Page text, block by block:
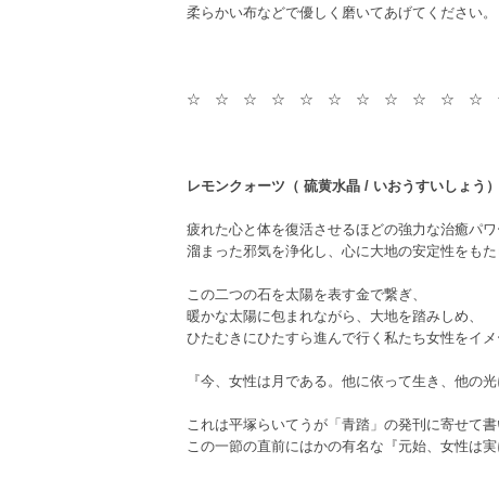
柔らかい布などで優しく磨いてあげてください。
☆ ☆ ☆ ☆ ☆ ☆ ☆ ☆ ☆ ☆ ☆
レモンクォーツ（ 硫黄水晶 / いおうすいしょ
疲れた心と体を復活させるほどの強力な治癒パ
溜まった邪気を浄化し、心に大地の安定性をも
この二つの石を太陽を表す金で繋ぎ、
暖かな太陽に包まれながら、大地を踏みしめ、
ひたむきにひたすら進んで行く私たち女性をイメ
『今、女性は月である。他に依って生き、他の
これは平塚らいてうが「青踏」の発刊に寄せて
この一節の直前にはかの有名な『元始、女性は